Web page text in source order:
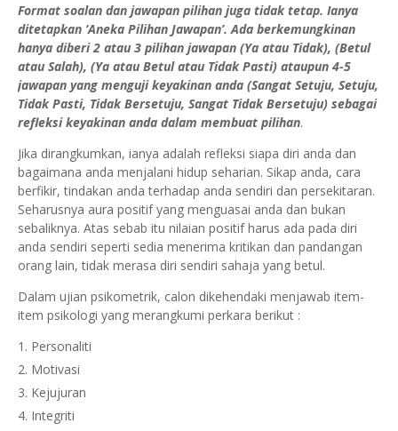
Format soalan dan jawapan pilihan juga tidak tetap. Ianya
ditetapkan ‘Aneka Pilihan Jawapan’. Ada berkemungkinan
hanya diberi 2 atau 3 pilihan jawapan (Ya atau Tidak), (Betul
atau Salah), (Ya atau Betul atau Tidak Pasti) ataupun 4-5
jawapan yang menguji keyakinan anda (Sangat Setuju, Setuju,
Tidak Pasti, Tidak Bersetuju, Sangat Tidak Bersetuju) sebagai
refleksi keyakinan anda dalam membuat pilihan.
Jika dirangkumkan, ianya adalah refleksi siapa diri anda dan
bagaimana anda menjalani hidup seharian. Sikap anda, cara
berfikir, tindakan anda terhadap anda sendiri dan persekitaran.
Seharusnya aura positif yang menguasai anda dan bukan
sebaliknya. Atas sebab itu nilaian positif harus ada pada diri
anda sendiri seperti sedia menerima kritikan dan pandangan
orang lain, tidak merasa diri sendiri sahaja yang betul.
Dalam ujian psikometrik, calon dikehendaki menjawab item-
item psikologi yang merangkumi perkara berikut :
Personaliti
Motivasi
Kejujuran
Integriti